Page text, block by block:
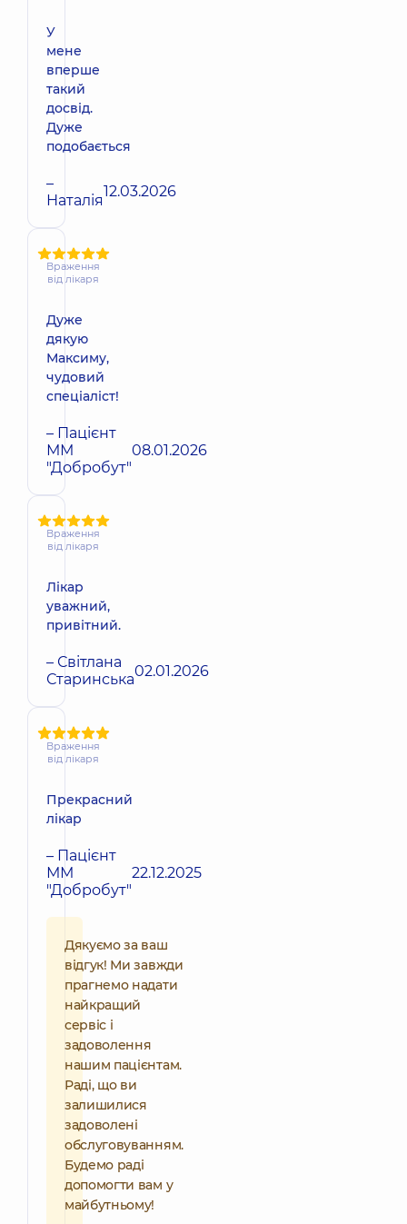
У
мене
вперше
такий
досвід.
Дуже
подобається
–
Наталія12.03.2026
Враження
від лікаря
Дуже
дякую
Максиму,
чудовий
спеціаліст!
– Пацієнт
ММ
"Добробут"
08.01.2026
Враження
від лікаря
Лікар
уважний,
привітний.
– Світлана
Старинська02.01.2026
Враження
від лікаря
Прекрасний
лікар
– Пацієнт
ММ
"Добробут"
22.12.2025
Дякуємо за ваш
відгук! Ми завжди
прагнемо надати
найкращий
сервіс і
задоволення
нашим пацієнтам.
Раді, що ви
залишилися
задоволені
обслуговуванням.
Будемо раді
допомогти вам у
майбутньому!